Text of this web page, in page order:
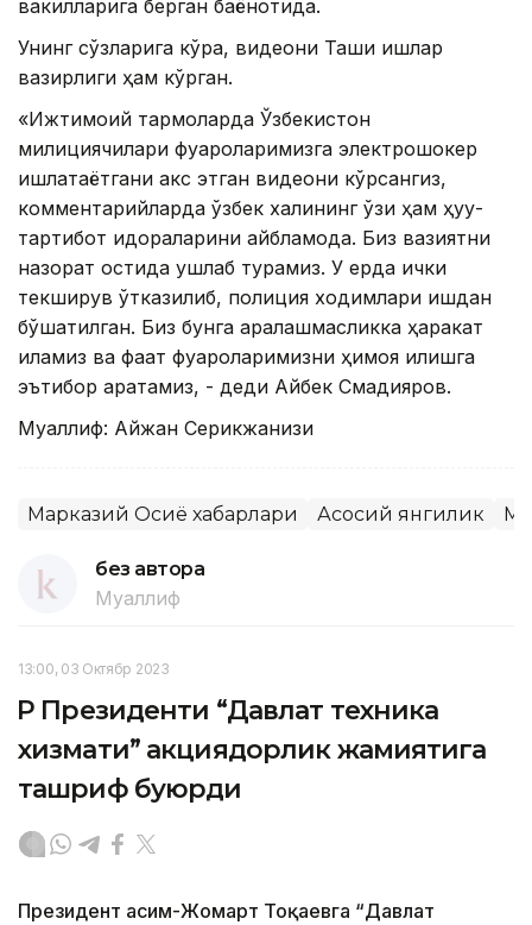
вакилларига берган баёнотида.
Унинг сўзларига кўра, видеони Ташқи ишлар
вазирлиги ҳам кўрган.
«Ижтимоий тармоқларда Ўзбекистон
милициячилари фуқароларимизга электрошокер
ишлатаётгани акс этган видеони кўрсангиз,
комментарийларда ўзбек халқининг ўзи ҳам ҳуқуқ-
тартибот идораларини айбламоқда. Биз вазиятни
назорат остида ушлаб турамиз. У ерда ички
текширув ўтказилиб, полиция ходимлари ишдан
бўшатилган. Биз бунга аралашмасликка ҳаракат
қиламиз ва фақат фуқароларимизни ҳимоя қилишга
эътибор қаратамиз, - деди Айбек Смадияров.
Муаллиф: Айжан Серикжанқизи
Марказий Осиё хабарлари Асосий янгилик
без автора
Муаллиф
13:00, 03 Октябр 2023
ҚР Президенти “Давлат техника
хизмати” акциядорлик жамиятига
ташриф буюрди
Президент Қасим-Жомарт Тоқаевга “Давлат